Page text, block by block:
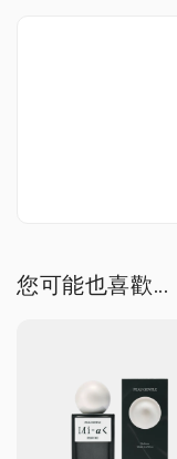
您可能也喜歡...